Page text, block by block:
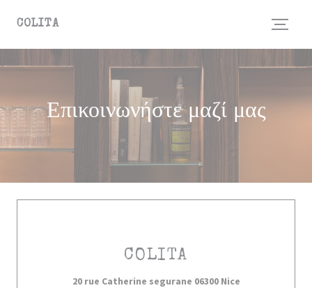
COLITA
Επικοινωνήστε μαζί μας
COLITA
20 rue Catherine segurane 06300 Nice((ανοίγει σε